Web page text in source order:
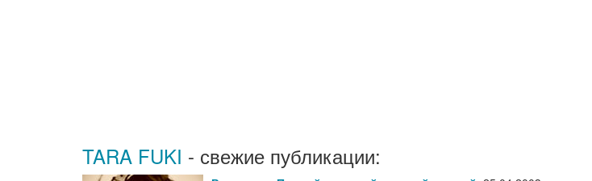
TARA FUKI - свежие публикации: